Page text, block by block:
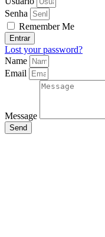
Senha
Remember Me
Entrar
Lost your password?
Name
Email
Message
Send